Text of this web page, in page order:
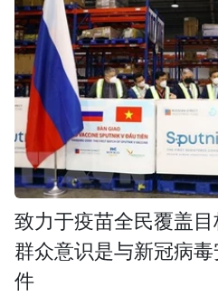
致力于疫苗全民覆盖
群众意识是与新冠病
件